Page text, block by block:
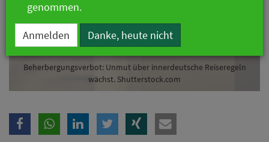
Beherbergungsverbot: Unmut über innerdeutsche Reiseregeln
wächst. Shutterstock.com
genommen.
Anmelden Danke, heute nicht